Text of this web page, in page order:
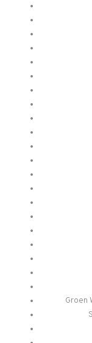
Groen